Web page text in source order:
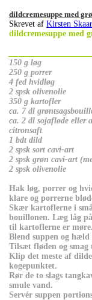
dildcremesuppe med
Skrevet af Kirsten
dildcremesuppe med
150 g løg
250 g porrer
4 fed hvidløg
2 spsk olivenolie
350 g kartofler
ca. 7 dl
ca. 2 dl sojafløde eller
citronsaft
1 bdt dild
2 spsk sort cavi-art
2 spsk grøn cavi-art
2 spsk olivenolie
Hak løg, porrer og
klare og porrerne
Skær kartoflerne i
bouillonen. Læg låg
til kartoflerne er møre.
Blend suppen og
Tilsæt fløden og smag
Klip det meste af
kogepunktet.
Rør de to slags
smule vand.
Servér suppen